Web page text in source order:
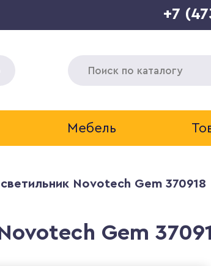
+7
Мебель
Novotech Gem 370918
Gem